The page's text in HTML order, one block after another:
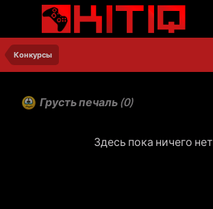
Конкурсы
Грусть печаль (0)
Здесь пока ничего нет